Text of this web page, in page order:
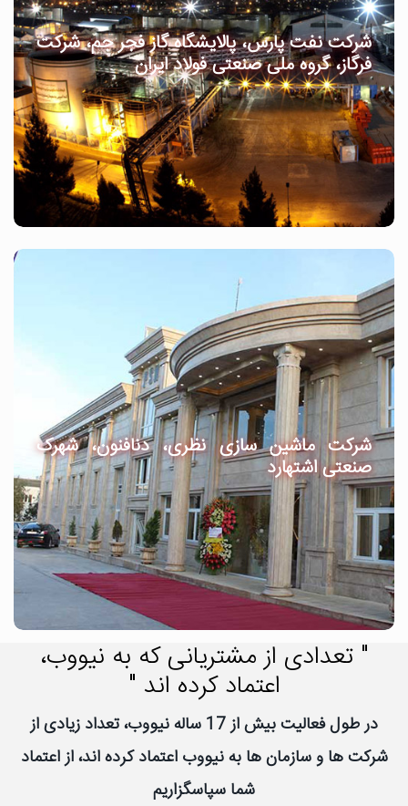
شرکت نفت پارس، پالایشگاه گاز فجر جم، شرکت
فرگاز، گروه ملی صنعتی فولاد ایران
شرکت ماشین سازی نظری، دنافنون، شهرک
صنعتی اشتهارد
" تعدادی از مشتریانی که به نیووب،
اعتماد کرده اند "
در طول فعالیت بیش از 17 ساله نیووب، تعداد زیادی از
شرکت ها و سازمان ها به نیووب اعتماد کرده اند، از اعتماد
شما سپاسگزاریم